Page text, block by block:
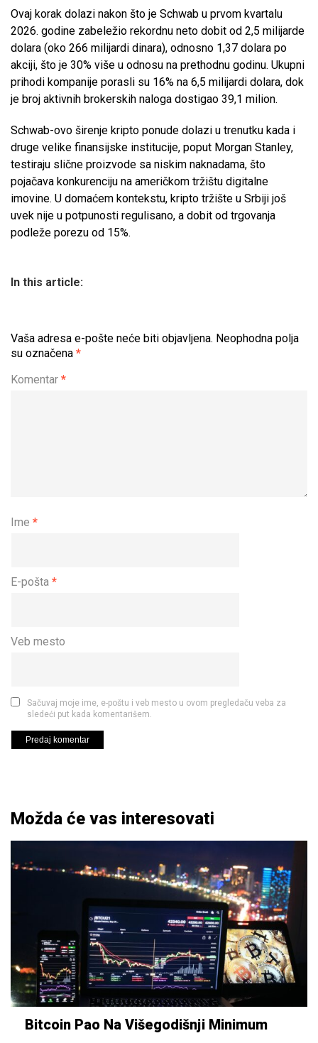
Ovaj korak dolazi nakon što je Schwab u prvom kvartalu
2026. godine zabeležio rekordnu neto dobit od 2,5 milijarde
dolara (oko 266 milijardi dinara), odnosno 1,37 dolara po
akciji, što je 30% više u odnosu na prethodnu godinu. Ukupni
prihodi kompanije porasli su 16% na 6,5 milijardi dolara, dok
je broj aktivnih brokerskih naloga dostigao 39,1 milion.
Schwab-ovo širenje kripto ponude dolazi u trenutku kada i
druge velike finansijske institucije, poput Morgan Stanley,
testiraju slične proizvode sa niskim naknadama, što
pojačava konkurenciju na američkom tržištu digitalne
imovine. U domaćem kontekstu, kripto tržište u Srbiji još
uvek nije u potpunosti regulisano, a dobit od trgovanja
podleže porezu od 15%.
In this article:
Vaša adresa e-pošte neće biti objavljena. Neophodna polja
su označena *
Komentar *
Ime *
E-pošta *
Veb mesto
Sačuvaj moje ime, e-poštu i veb mesto u ovom pregledaču veba za
sledeći put kada komentarišem.
Možda će vas interesovati
Bitcoin Pao Na Višegodišnji Minimum